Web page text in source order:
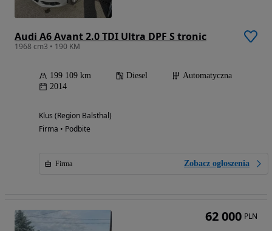
Audi A6 Avant 2.0 TDI Ultra DPF S tronic
1968 cm3 • 190 KM
199 109 km Diesel
Automatyczna
2014
Klus (Region Balsthal)
Firma • Podbite
Firma Zobacz ogłoszenia
62 000 PLN